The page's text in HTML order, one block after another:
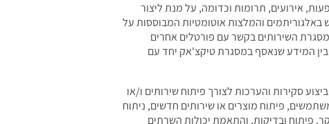
אירועים, תרומות וכדומה, על מנת ליצור
באלגוריתמים והמלצות אוטומטיות המבוססות על
השירותים בקשר עם פורטלים אחרים
המידע שנאסף במסגרת טיקצ'אק יחד עם
סקירות והערכות לצורך פיתוח שירותים ו/או
פיתוח מוצרים או שירותים חדשים, ניתוח
פיתוח ובדיקות, והתאמת יכולות השרתים